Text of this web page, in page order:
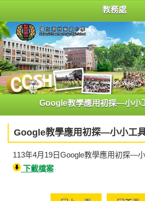
教務處
Google教學應用初探—小小
Google教學應用初探—小小工
113年4月19日Google教學應用初探—
下載檔案